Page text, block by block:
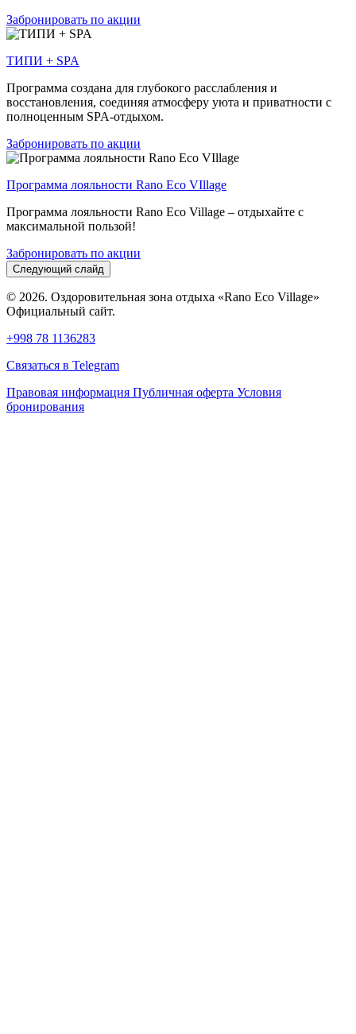
Забронировать по акции
ТИПИ + SPA
Программа создана для глубокого расслабления и
восстановления, соединяя атмосферу уюта и приватности с
полноценным SPA-отдыхом.
Забронировать по акции
Программа лояльности Rano Eco VIllage
Программа лояльности Rano Eco Village – отдыхайте с
максимальной пользой!
Забронировать по акции
Следующий слайд
© 2026. Оздоровительная зона отдыха «Rano Eco Village»
Официальный сайт.
+998 78 1136283
Связаться в Telegram
Правовая информация Публичная оферта Условия
бронирования